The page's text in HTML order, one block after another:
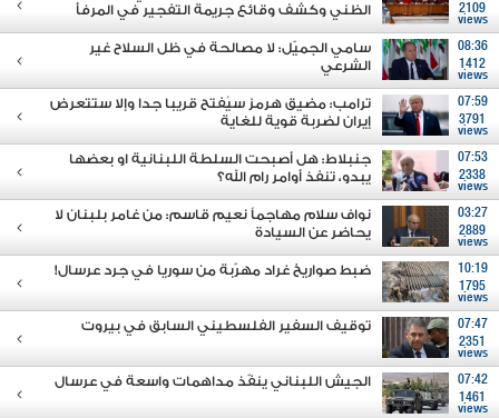
2109
views
الظني وكشف وقائع جريمة التفجير في المرفأ
08:36
1412
views
سامي الجميّل: لا مصالحة في ظل السلاح غير
الشرعي
07:59
3791
views
ترامب: مضيق هرمز سيُفتح قريبا جدا وإلا ستتعرض
إيران لضربة قوية للغاية
07:53
2338
views
جنبلاط: هل أصبحت السلطة اللبنانية او بعضها
يبدو، تنفذ أوامر رام الله؟
03:27
2889
views
نواف سلام مهاجماً نعيم قاسم: من غامر بلبنان لا
يحاضر عن السيادة
10:19
1795
views
ضبط صواريخ غراد مهرّبة من سوريا في جرد عرسال!
07:47
2351
views
توقيف السفير الفلسطيني السابق في بيروت
07:42
1461
views
الجيش اللبناني ينفّذ مداهمات واسعة في عرسال